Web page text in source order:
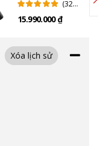
độ bền bỉ và khả năng
mong muốn từ môi
thoải mái mang theo
(32
Giá)
15.990.000 ₫
Xóa lịch sử